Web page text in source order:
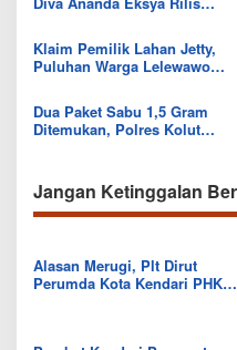
Eksistensi Musik Bugis
Klaim Pemilik Lahan Jetty,
Puluhan Warga Lelewawo
Nikel PT RDP
Dua Paket Sabu 1,5 Gram
Ditemukan, Polres Kolut
Jangan Ketinggalan
Alasan Merugi, Plt Dirut
Perumda Kota Kendari PHK